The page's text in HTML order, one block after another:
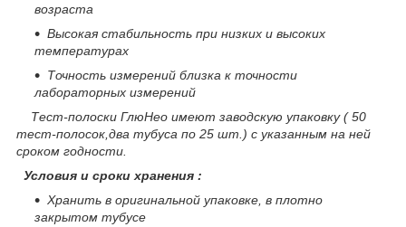
возраста
Высокая стабильность при низких и высоких
температурах
Точность измерений близка к точности
лабораторных измерений
Тест-полоски ГлюНео имеют заводскую упаковку ( 50
тест-полосок,два тубуса по 25 шт.) с указанным на ней
сроком годности.
Условия и сроки хранения :
Хранить в оригинальной упаковке, в плотно
закрытом тубусе